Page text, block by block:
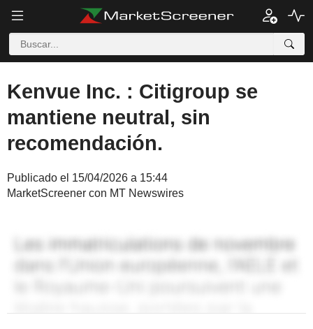
Kenvue Inc. : Citigroup se
mantiene neutral, sin
recomendación.
Publicado el 15/04/2026 a 15:44
MarketScreener con MT Newswires